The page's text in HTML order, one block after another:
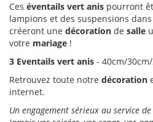
Ces éventails vert anis pourront
lampions et des suspensions
créeront une décoration de salle
votre mariage !
3 Eventails vert anis - 40cm/
Retrouvez toute notre décoration
internet.
Un engagement sérieux au service